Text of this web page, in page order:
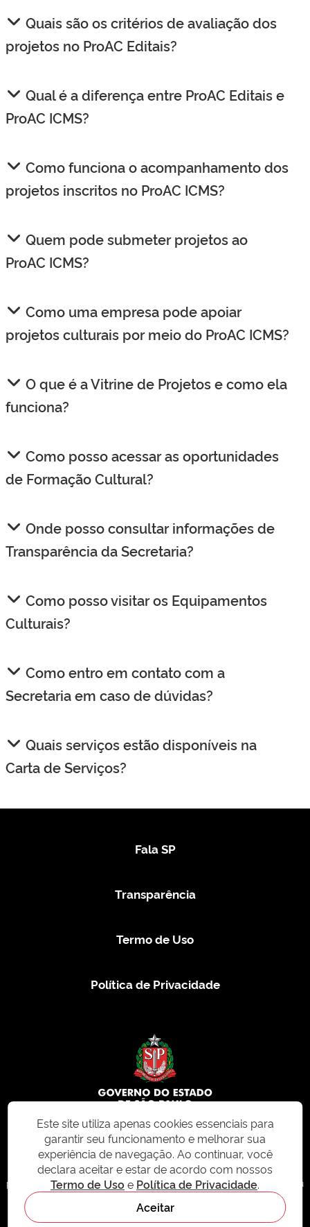
Quais são os critérios de avaliação dos
projetos no ProAC Editais?
Qual é a diferença entre ProAC Editais e
ProAC ICMS?
Como funciona o acompanhamento dos
projetos inscritos no ProAC ICMS?
Quem pode submeter projetos ao
ProAC ICMS?
Como uma empresa pode apoiar
projetos culturais por meio do ProAC ICMS?
O que é a Vitrine de Projetos e como ela
funciona?
Como posso acessar as oportunidades
de Formação Cultural?
Onde posso consultar informações de
Transparência da Secretaria?
Como posso visitar os Equipamentos
Culturais?
Como entro em contato com a
Secretaria em caso de dúvidas?
Quais serviços estão disponíveis na
Carta de Serviços?
Fala SP
Transparência
Termo de Uso
Política de Privacidade
© 2026 CMS.SP.GOV.BR. Todos os direitos reservados.
Este site e todo o seu conteúdo, incluindo textos, imagens e design, são
protegidos por direitos autorais e não podem ser reproduzidos, distribuídos ou
modificados sem permissão expressa. Para mais informações ou para
solicitações de uso, acesse nosso site
Este site utiliza apenas cookies essenciais para
garantir seu funcionamento e melhorar sua
experiência de navegação. Ao continuar, você
declara aceitar e estar de acordo com nossos
Termo de Uso e Política de Privacidade.
Aceitar